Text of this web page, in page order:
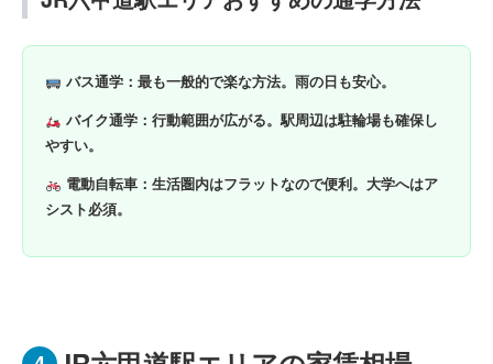
バス通学：最も一般的で楽な方法。雨の日も安心。
バイク通学：行動範囲が広がる。駅周辺は駐輪場も確保し
やすい。
電動自転車：生活圏内はフラットなので便利。大学へはア
シスト必須。